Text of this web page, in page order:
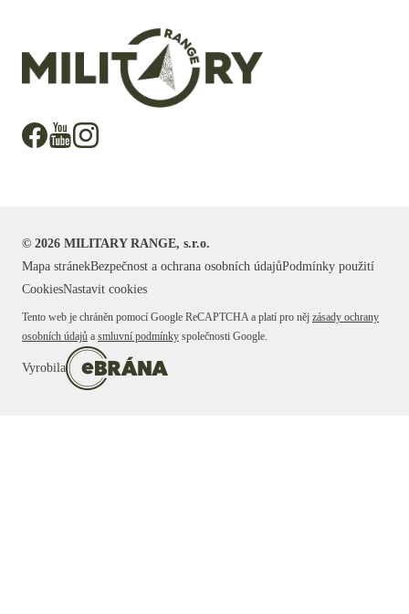
© 2026 MILITARY RANGE, s.r.o.
Mapa stránekBezpečnost a ochrana osobních údajůPodmínky použití
CookiesNastavit cookies
Tento web je chráněn pomocí Google ReCAPTCHA a platí pro něj zásady ochrany
osobních údajů a smluvní podmínky společnosti Google.
Vyrobila